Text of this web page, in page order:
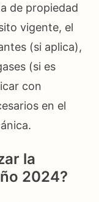
de propiedad
vigente, el
(si aplica),
(si es
con
en el
la
2024?